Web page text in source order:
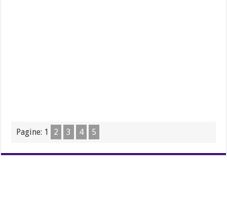
Pagine: 1 2 3 4 5